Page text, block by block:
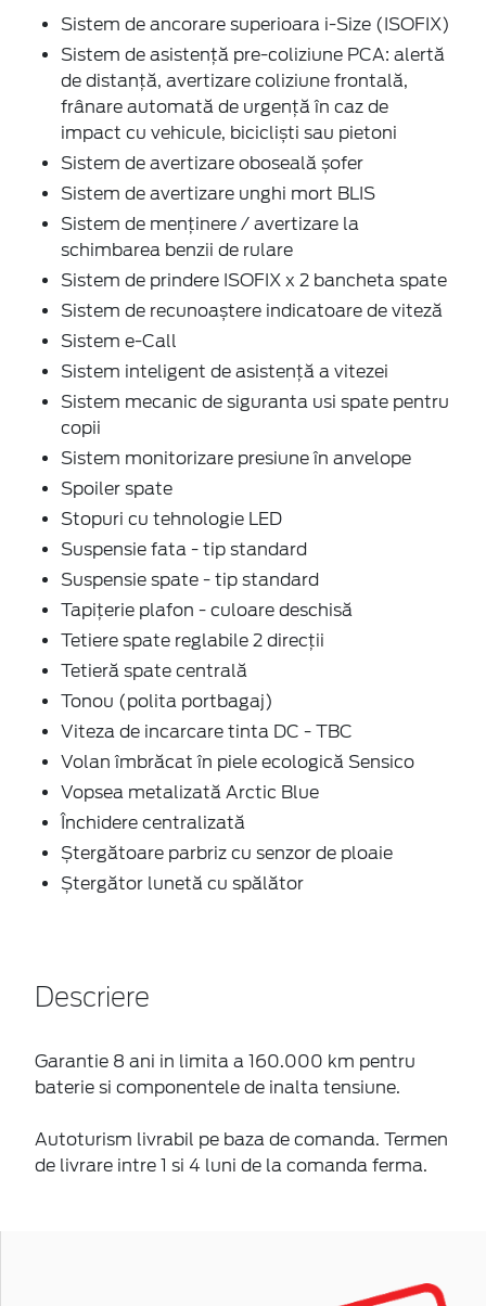
Sistem de ancorare superioara i-Size (ISOFIX)
Sistem de asistență pre-coliziune PCA: alertă
de distanță, avertizare coliziune frontală,
frânare automată de urgență în caz de
impact cu vehicule, bicicliști sau pietoni
Sistem de avertizare oboseală șofer
Sistem de avertizare unghi mort BLIS
Sistem de menținere / avertizare la
schimbarea benzii de rulare
Sistem de prindere ISOFIX x 2 bancheta spate
Sistem de recunoaștere indicatoare de viteză
Sistem e-Call
Sistem inteligent de asistență a vitezei
Sistem mecanic de siguranta usi spate pentru
copii
Sistem monitorizare presiune în anvelope
Spoiler spate
Stopuri cu tehnologie LED
Suspensie fata - tip standard
Suspensie spate - tip standard
Tapițerie plafon - culoare deschisă
Tetiere spate reglabile 2 direcții
Tetieră spate centrală
Tonou (polita portbagaj)
Viteza de incarcare tinta DC - TBC
Volan îmbrăcat în piele ecologică Sensico
Vopsea metalizată Arctic Blue
Închidere centralizată
Ștergătoare parbriz cu senzor de ploaie
Ștergător lunetă cu spălător
Descriere
Garantie 8 ani in limita a 160.000 km pentru
baterie si componentele de inalta tensiune.
Autoturism livrabil pe baza de comanda. Termen
de livrare intre 1 si 4 luni de la comanda ferma.